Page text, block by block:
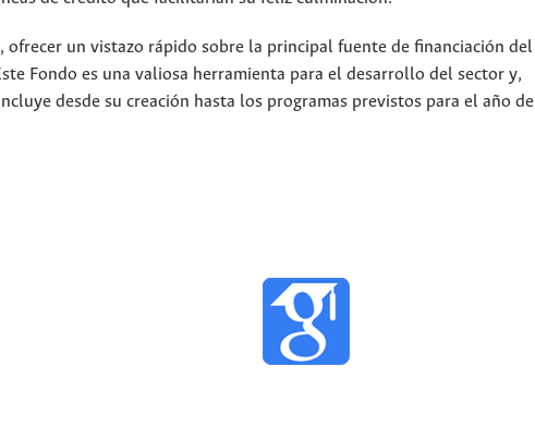
un vistazo rápido sobre la principal fuente de financiación del
Fondo es una valiosa herramienta para el desarrollo del sector y,
desde su creación hasta los programas previstos para el año de